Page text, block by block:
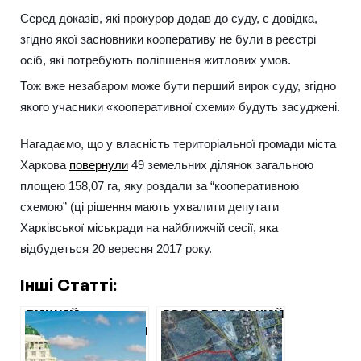
Серед доказів, які прокурор додав до суду, є довідка,
згідно якої засновники кооперативу не були в реєстрі
осіб, які потребують поліпшення житлових умов.
Тож вже незабаром може бути перший вирок суду, згідно
якого учасники «кооперативної схеми» будуть засуджені.
Нагадаємо, що у власність територіальної громади міста
Харкова повернули 49 земельних ділянок загальною
площею 158,07 га, яку роздали за “кооперативною
схемою” (ці рішення мають ухвалити депутати
Харківської міськради на найближчій сесії, яка
відбудеться 20 вересня 2017 року.
Інші Статті:
ВИЩИЙ
ГОСПОДАРСЬКИЙ
СУД ЗАЛИШИВ
ГОСПОДАРСЬКИЙ
СУД ЗАЛИШИВ
ЛЮДЯМ З